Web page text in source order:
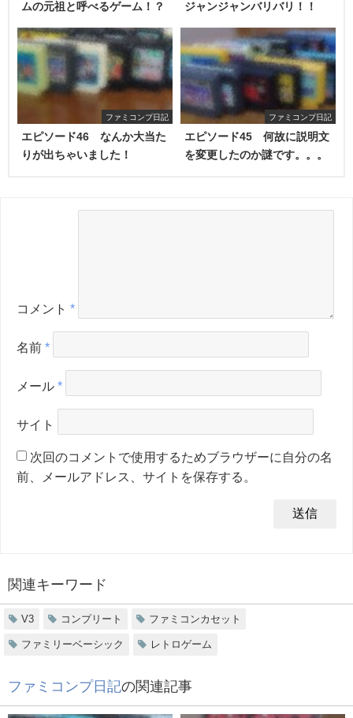
ムの元祖と呼べるゲーム！？
ジャンジャンバリバリ！！
ファミコンプ日記
エピソード46 なんか大当た
りが出ちゃいました！
ファミコンプ日記
エピソード45 何故に説明文
を変更したのか謎です。。。
コメント *
名前 *
メール *
サイト
次回のコメントで使用するためブラウザーに自分の名
前、メールアドレス、サイトを保存する。
関連キーワード
V3 コンプリート ファミコンカセット
ファミリーベーシック レトロゲーム
ファミコンプ日記の関連記事